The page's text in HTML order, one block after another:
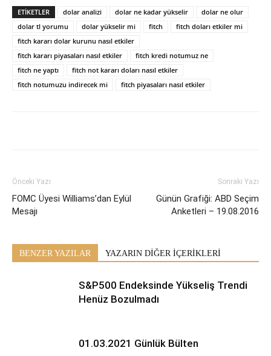
ETİKETLER dolar analizi dolar ne kadar yükselir
dolar ne olur
dolar tl yorumu
dolar yükselir mi fitch
fitch doları etkiler mi
fitch kararı dolar kurunu nasıl etkiler
fitch kararı piyasaları nasıl etkiler
fitch kredi notumuz ne
fitch ne yaptı
fitch not kararı doları nasıl etkiler
fitch notumuzu indirecek mi
fitch piyasaları nasıl etkiler
Önceki Yazı
FOMC Üyesi Williams’dan Eylül
Mesajı
Sonraki Yazı
Günün Grafiği: ABD Seçim
Anketleri – 19.08.2016
BENZER YAZILAR YAZARIN DİĞER İÇERİKLERİ
S&P500 Endeksinde Yükseliş Trendi
Henüz Bozulmadı
01.03.2021 Günlük Bülten